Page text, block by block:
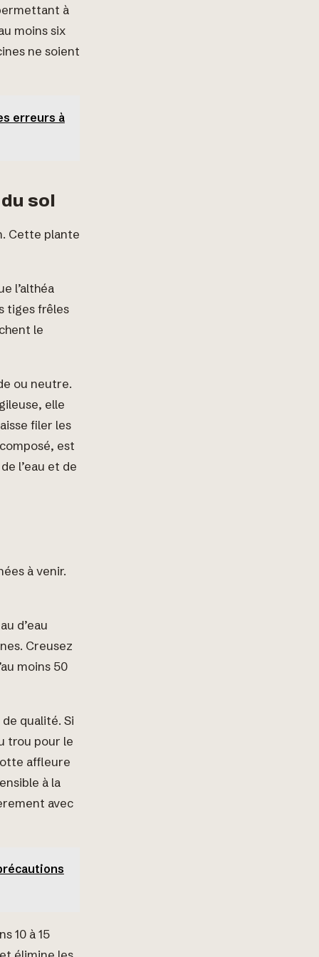
à
moins six
ne soient
erreurs à
sol
Cette plante
l’althéa
tiges frêles
le
ou neutre.
elle
filer les
est
l’eau et de
à venir.
d’eau
Creusez
moins 50
qualité. Si
trou pour le
affleure
à la
avec
10 à 15